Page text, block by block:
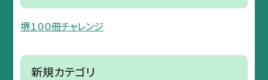
堺１００冊チャレンジ
新規カテゴリ